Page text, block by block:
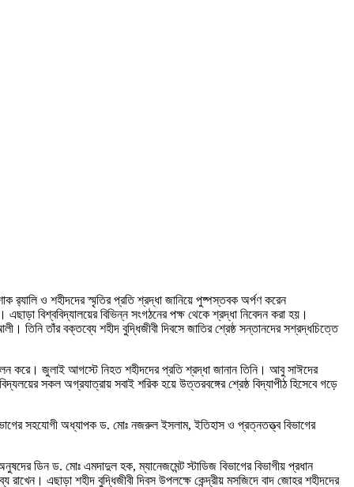
র‌্যালি ও শহীদদের স্মৃতির প্রতি শ্রদ্ধা জানিয়ে পুষ্পস্তবক অর্পণ করেন
বিশ্ববিদ্যালয়ের বিভিন্ন সংগঠনের পক্ষ থেকে শ্রদ্ধা নিবেদন করা হয়।
তিনি তাঁর বক্তব্যে শহীদ বুদ্ধিজীবী দিবসে জাতির শ্রেষ্ঠ সন্তানদের সশ্রদ্ধচিত্তে
করে। জুলাই আগস্টে নিহত শহীদদের প্রতি শ্রদ্ধা জানান তিনি। আবু সাঈদের
সকল অগ্রযাত্রায় সবাই শরিক হয়ে উত্তরবঙ্গের শ্রেষ্ঠ বিদ্যাপীঠ হিসেবে গড়ে
সহযোগী অধ্যাপক ড. মোঃ নজরুল ইসলাম, ইতিহাস ও প্রত্নতত্ত্ব বিভাগের
ডিন ড. মোঃ এমদাদুল হক, ম্যানেজমেন্ট স্টাডিজ বিভাগের বিভাগীয় প্রধান
এছাড়া শহীদ বুদ্ধিজীবী দিবস উপলক্ষে কেন্দ্রীয় মসজিদে বাদ জোহর শহীদদের